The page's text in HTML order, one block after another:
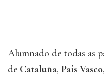
Alumnado de todas as
de Cataluña, País Vasco,